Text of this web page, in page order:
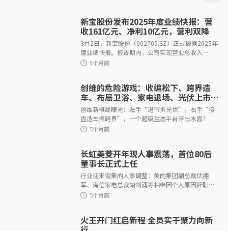
4个月前
新宝股份发布2025年度业绩快报：营
收161亿元、净利10亿元，营利双降
3月2日，新宝股份（002705.SZ）正式披露2025年
度业绩快报。报告期内，公司实现营业总收入
161.92亿元，同比下降3.74%；其中国外营业收入
创维的危险游戏：收编松下、跨界造
车、布局卫浴、家电退场、光伏上市…
它在下怎样一盘大棋？
创维新棋局曝光：左手“退市拆光伏”，右手“接
盘造车搞跨界”，一个超级生态平台浮出水面？
长虹美菱开年现人事震荡，首位80后
董事长正式上任
行业迎来密集的人事调整：美的集团副总裁伏拥
军、海信家电总裁胡剑涌等相继因个人原因辞职，
其他家电及厨电企业也频现高管变动。而对于老牌
务负责人等核心岗位接连发生变动调整。
火王开门红启新程 全员实干聚力向新